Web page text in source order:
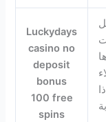
Luckydays
casino no
deposit
bonus
100 free
spins